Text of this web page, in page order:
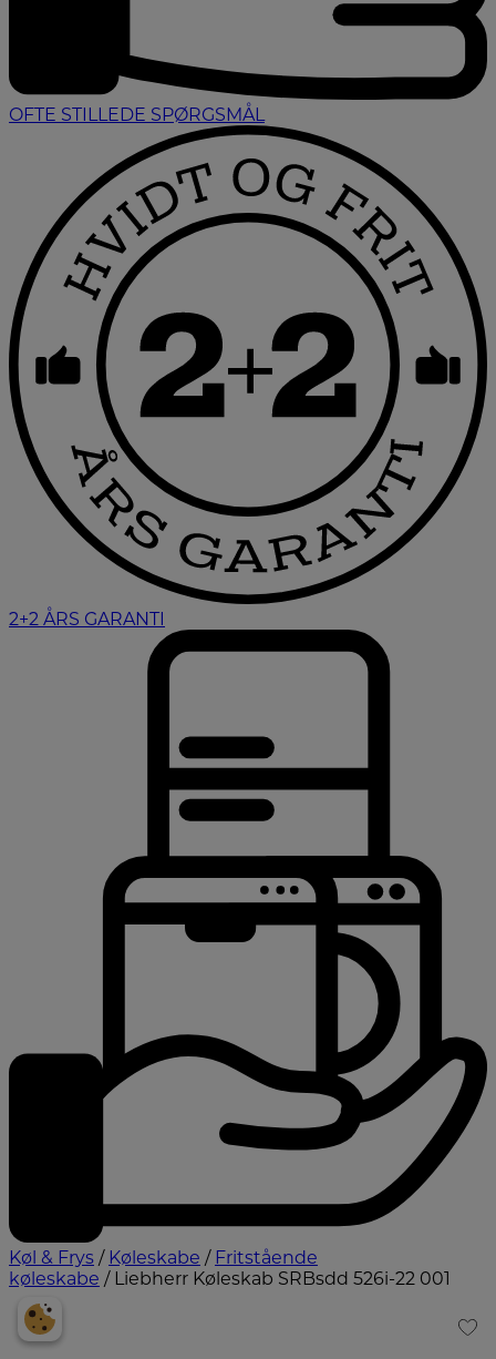
OFTE STILLEDE SPØRGSMÅL
2+2 ÅRS GARANTI
Køl & Frys / Køleskabe / Fritstående
køleskabe / Liebherr Køleskab SRBsdd 526i-22 001